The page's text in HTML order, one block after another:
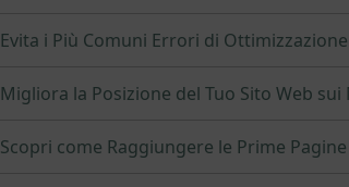
Evita i Più Comuni Errori di
Migliora la Posizione del Tuo Sito Web
Scopri come Raggiungere le Prime